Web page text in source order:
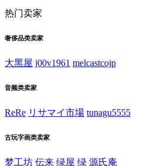
热门卖家
奢侈品类卖家
大黑屋 j00v1961 melcastcojp
音频类卖家
ReRe リサマイ市場 tunagu5555
古玩字画类卖家
梦工坊 伝来 绿屋 绿 源氏庵